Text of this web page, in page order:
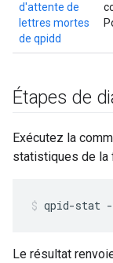
d'attente de
lettres mortes
de qpidd
Étapes de
Exécutez la
statistiques de la
Le résultat